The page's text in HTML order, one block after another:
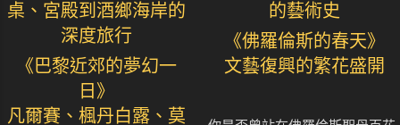
桌、宮殿到酒鄉海岸的
深度旅行
《巴黎近郊的夢幻一
日》
凡爾賽、楓丹白露、莫
的藝術史
《佛羅倫斯的春天》
文藝復興的繁花盛開